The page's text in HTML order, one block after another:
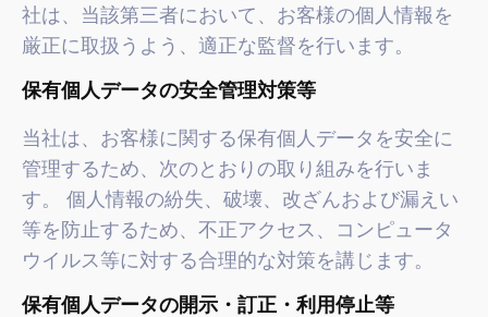
社は、当該第三者において、お客様の個人情報を
厳正に取扱うよう、適正な監督を行います。
保有個人データの安全管理対策等
当社は、お客様に関する保有個人データを安全に
管理するため、次のとおりの取り組みを行いま
す。 個人情報の紛失、破壊、改ざんおよび漏えい
等を防止するため、不正アクセス、コンピュータ
ウイルス等に対する合理的な対策を講じます。
保有個人データの開示・訂正・利用停止等